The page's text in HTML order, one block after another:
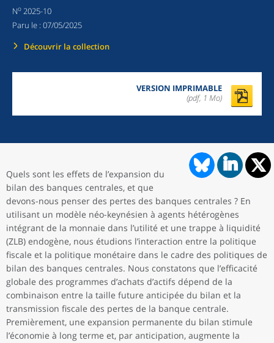
No 2025-10
Paru le : 07/05/2025
Découvrir la collection
VERSION IMPRIMABLE
(pdf, 1 Mo)
Quels sont les effets de l’expansion du
bilan des banques centrales, et que
devons-nous penser des pertes des banques centrales ? En
utilisant un modèle néo-keynésien à agents hétérogènes
intégrant de la monnaie dans l’utilité et une trappe à liquidité
(ZLB) endogène, nous étudions l’interaction entre la politique
fiscale et la politique monétaire dans le cadre des politiques de
bilan des banques centrales. Nous constatons que l’efficacité
globale des programmes d’achats d’actifs dépend de la
combinaison entre la taille future anticipée du bilan et la
transmission fiscale des pertes de la banque centrale.
Premièrement, une expansion permanente du bilan stimule
l’économie à long terme et, par anticipation, augmente la